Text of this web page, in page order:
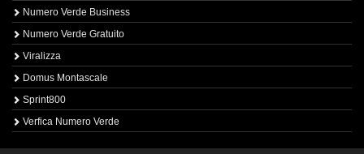
Numero Verde Business
Numero Verde Gratuito
Viralizza
Domus Montascale
Sprint800
Verfica Numero Verde